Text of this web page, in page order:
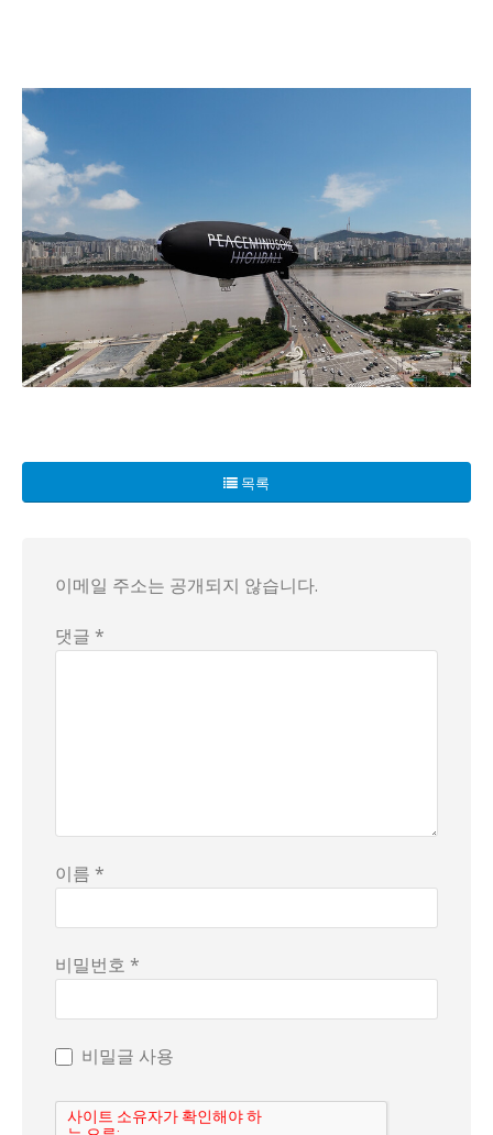
하지만 그 기세에 힘입어 다른 주류 제품들도 나름의 선전
그러나 여기서 그치지 않았습니다. 가수 소유와 박재범이
목록
이메일 주소는 공개되지 않습니다.
댓글 *
이름 *
비밀번호 *
비밀글 사용